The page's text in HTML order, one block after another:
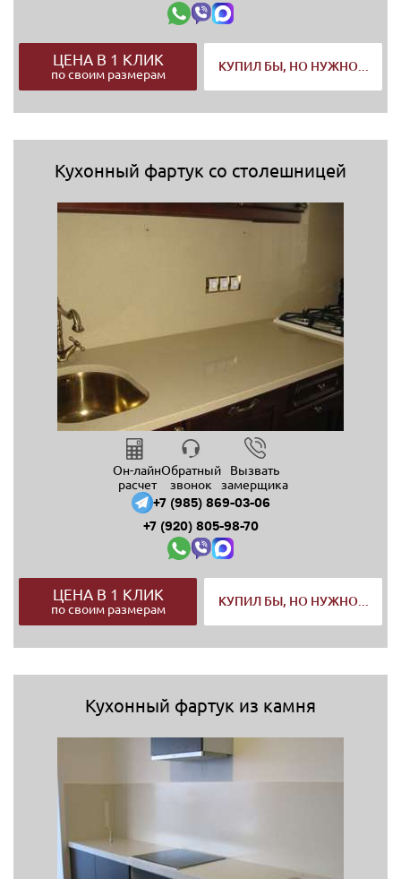
ЦЕНА В 1 КЛИК
по своим размерам
КУПИЛ БЫ, НО НУЖНО...
Кухонный фартук со столешницей
Он-лайн
расчет
Обратный
звонок
Вызвать
замерщика
+7 (985) 869-03-06
+7 (920) 805-98-70
ЦЕНА В 1 КЛИК
по своим размерам
КУПИЛ БЫ, НО НУЖНО...
Кухонный фартук из камня